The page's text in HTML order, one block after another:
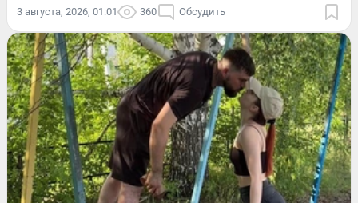
3 августа, 2026, 01:01 360 Обсудить